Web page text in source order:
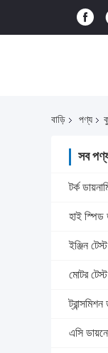
বাড়ি পণ্য
সব
টর্ক
হাই স্পিড
ইঞ্জিন
মোটর টেস্ট
ট্রান্সমিশন
এসি